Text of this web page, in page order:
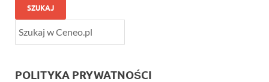
SZUKAJ
POLITYKA PRYWATNOŚCI